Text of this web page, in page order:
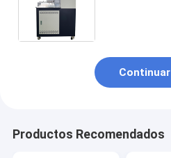
Continuar
Productos Recomendados